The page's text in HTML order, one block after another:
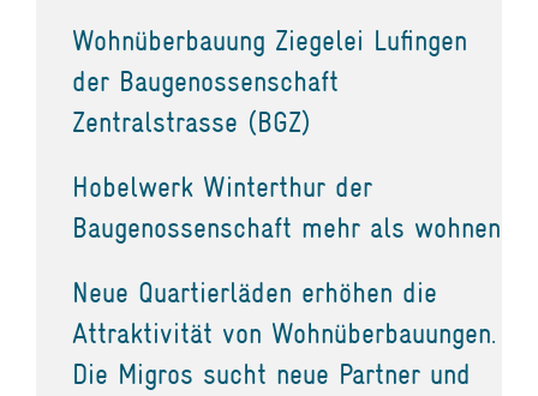
Wohnüberbauung Ziegelei Lufingen
der Baugenossenschaft
Zentralstrasse (BGZ)
Hobelwerk Winterthur der
Baugenossenschaft mehr als wohnen
Neue Quartierläden erhöhen die
Attraktivität von Wohnüberbauungen.
Die Migros sucht neue Partner und